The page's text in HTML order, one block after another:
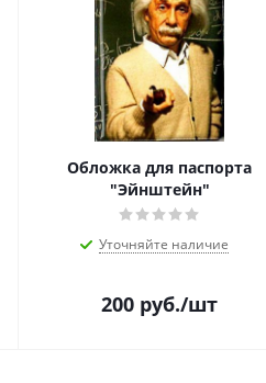
Обложка для паспорта
"Эйнштейн"
Уточняйте наличие
200 руб./шт